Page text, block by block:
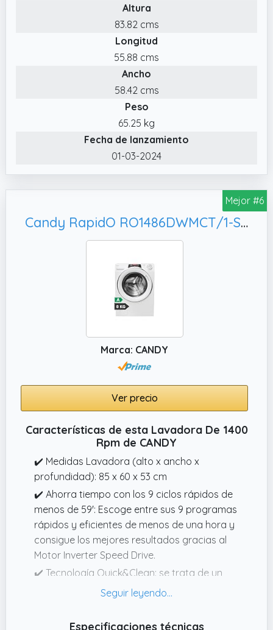
✔️ Lavadora Candy 10kg, la solución perfecta
para grandes coladas: ahorra tiempo y
electricidad con una lavadora de gran
capacidad y lava grandes volúmenes de
ropa, sin necesidad de ir a la lavandería.
Altura
83.82 cms
Longitud
55.88 cms
Ancho
58.42 cms
Peso
65.25 kg
Fecha de lanzamiento
01-03-2024
Mejor #6
Candy RapidO RO1486DWMCT/1-S Lavadora 8 KG, 76 DB
Marca: CANDY
Ver precio
Características de esta Lavadora De 1400
Rpm de CANDY
✔️ Medidas Lavadora (alto x ancho x
profundidad): 85 x 60 x 53 cm
✔️ Ahorra tiempo con los 9 ciclos rápidos de
menos de 59': Escoge entre sus 9 programas
rápidos y eficientes de menos de una hora y
consigue los mejores resultados gracias al
Motor Inverter Speed Drive.
✔️ Tecnología Quick&Clean: se trata de un
innovador sistema de premezcla, el cual
Especificaciones técnicas